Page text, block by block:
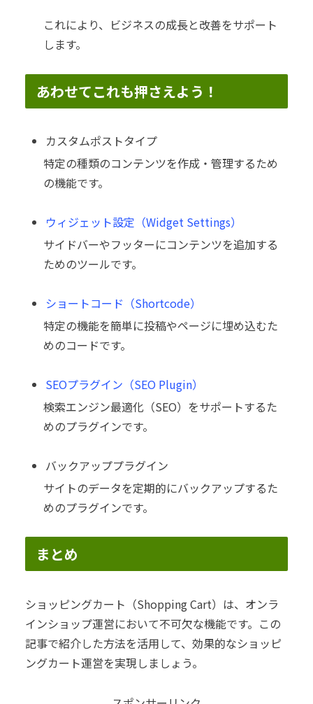
これにより、ビジネスの成長と改善をサポート
します。
あわせてこれも押さえよう！
カスタムポストタイプ
特定の種類のコンテンツを作成・管理するため
の機能です。
ウィジェット設定（Widget Settings）
サイドバーやフッターにコンテンツを追加する
ためのツールです。
ショートコード（Shortcode）
特定の機能を簡単に投稿やページに埋め込むた
めのコードです。
SEOプラグイン（SEO Plugin）
検索エンジン最適化（SEO）をサポートするた
めのプラグインです。
バックアッププラグイン
サイトのデータを定期的にバックアップするた
めのプラグインです。
まとめ
ショッピングカート（Shopping Cart）は、オンラ
インショップ運営において不可欠な機能です。この
記事で紹介した方法を活用して、効果的なショッピ
ングカート運営を実現しましょう。